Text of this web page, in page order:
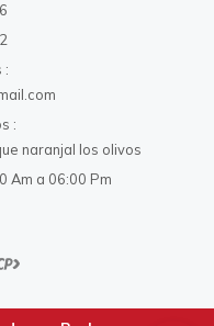
naranjal los olivos
Am a 06:00 Pm